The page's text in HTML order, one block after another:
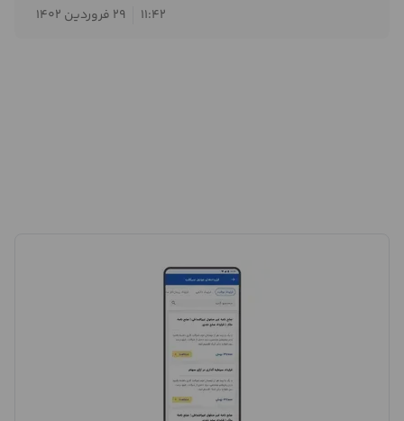
11:42
29 فروردین 1402